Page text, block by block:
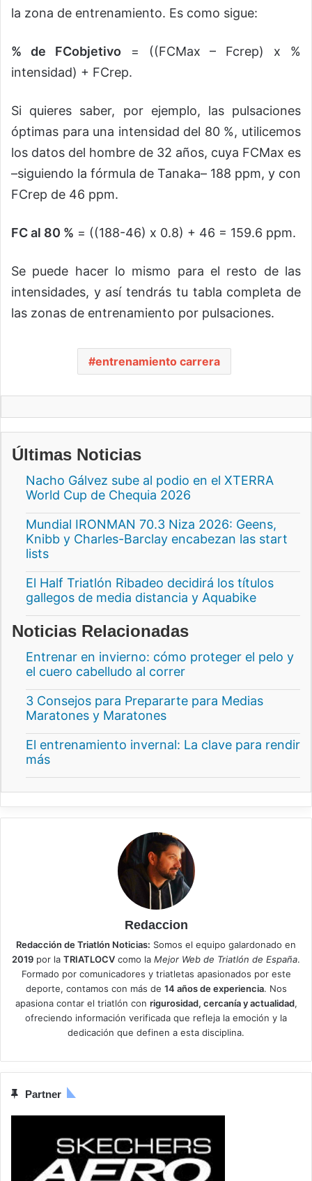
la zona de entrenamiento. Es como sigue:
% de FCobjetivo= ((FCMax – Fcrep) x %
intensidad) + FCrep.
Si quieres saber, por ejemplo, las pulsaciones
óptimas para una intensidad del 80 %, utilicemos
los datos del hombre de 32 años, cuya FCMax es
–siguiendo la fórmula de Tanaka– 188 ppm, y con
FCrep de 46 ppm.
FC al 80 % = ((188-46) x 0.8) + 46 = 159.6 ppm.
Se puede hacer lo mismo para el resto de las
intensidades, y así tendrás tu tabla completa de
las zonas de entrenamiento por pulsaciones.
entrenamiento carrera
Últimas Noticias
Nacho Gálvez sube al podio en el XTERRA
World Cup de Chequia 2026
Mundial IRONMAN 70.3 Niza 2026: Geens,
Knibb y Charles-Barclay encabezan las start
lists
El Half Triatlón Ribadeo decidirá los títulos
gallegos de media distancia y Aquabike
Noticias Relacionadas
Entrenar en invierno: cómo proteger el pelo y
el cuero cabelludo al correr
3 Consejos para Prepararte para Medias
Maratones y Maratones
El entrenamiento invernal: La clave para rendir
más
Redaccion
Redacción de Triatlón Noticias: Somos el equipo galardonado en
2019 por la TRIATLOCV como la Mejor Web de Triatlón de España.
Formado por comunicadores y triatletas apasionados por este
deporte, contamos con más de 14 años de experiencia. Nos
apasiona contar el triatlón con rigurosidad, cercanía y actualidad,
ofreciendo información verificada que refleja la emoción y la
dedicación que definen a esta disciplina.
Partner